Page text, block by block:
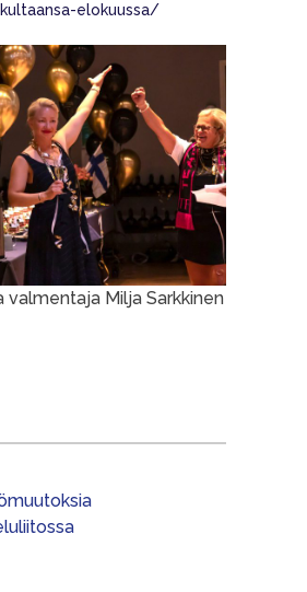
elokuussa/
valmentaja Milja Sarkkinen